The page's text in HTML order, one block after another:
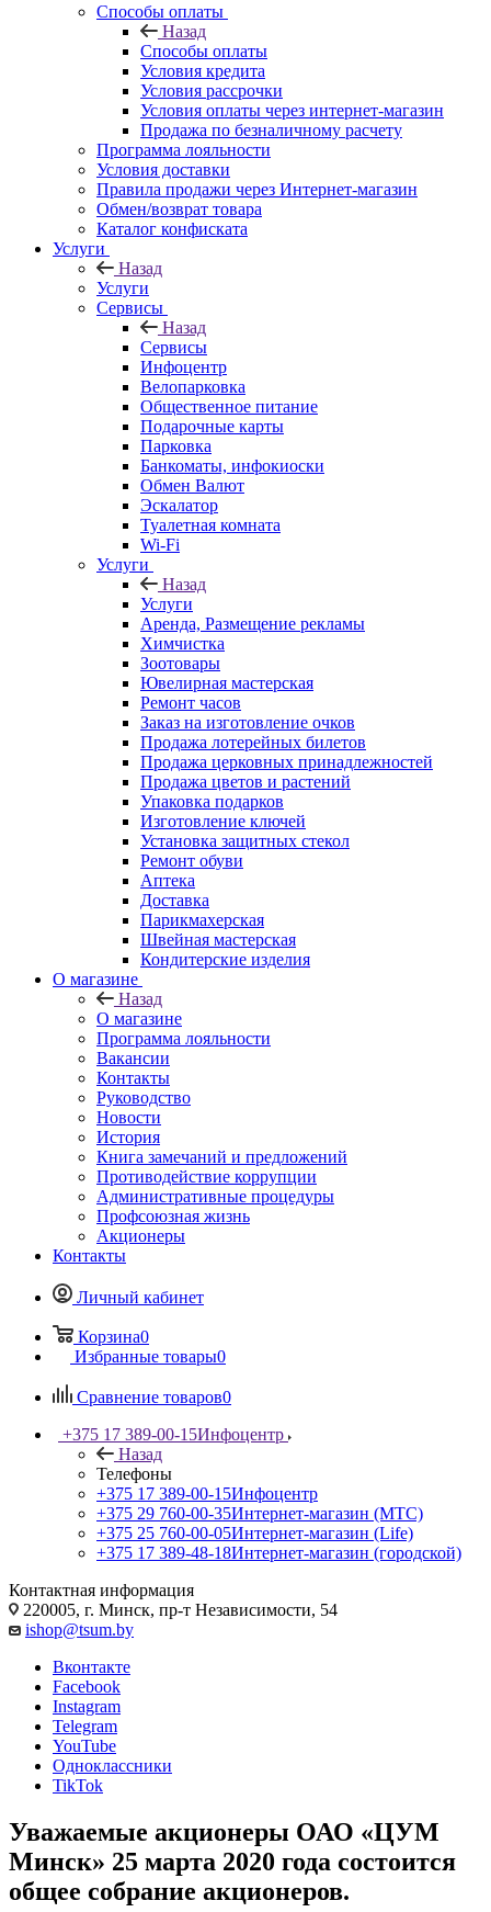
Способы оплаты
Назад
Способы оплаты
Условия кредита
Условия рассрочки
Условия оплаты через интернет-магазин
Продажа по безналичному расчету
Программа лояльности
Условия доставки
Правила продажи через Интернет-магазин
Обмен/возврат товара
Каталог конфиската
Услуги
Назад
Услуги
Сервисы
Назад
Сервисы
Инфоцентр
Велопарковка
Общественное питание
Подарочные карты
Парковка
Банкоматы, инфокиоски
Обмен Валют
Эскалатор
Туалетная комната
Wi-Fi
Услуги
Назад
Услуги
Аренда, Размещение рекламы
Химчистка
Зоотовары
Ювелирная мастерская
Ремонт часов
Заказ на изготовление очков
Продажа лотерейных билетов
Продажа церковных принадлежностей
Продажа цветов и растений
Упаковка подарков
Изготовление ключей
Установка защитных стекол
Ремонт обуви
Аптека
Доставка
Парикмахерская
Швейная мастерская
Кондитерские изделия
О магазине
Назад
О магазине
Программа лояльности
Вакансии
Контакты
Руководство
Новости
История
Книга замечаний и предложений
Противодействие коррупции
Административные процедуры
Профсоюзная жизнь
Акционеры
Контакты
Личный кабинет
Корзина0
Избранные товары0
Сравнение товаров0
+375 17 389-00-15Инфоцентр
Назад
Телефоны
+375 17 389-00-15Инфоцентр
+375 29 760-00-35Интернет-магазин (МТС)
+375 25 760-00-05Интернет-магазин (Life)
+375 17 389-48-18Интернет-магазин (городской)
Контактная информация
220005, г. Минск, пр-т Независимости, 54
ishop@tsum.by
Вконтакте
Facebook
Instagram
Telegram
YouTube
Одноклассники
TikTok
Уважаемые акционеры ОАО «ЦУМ
Минск» 25 марта 2020 года состоится
общее собрание акционеров.